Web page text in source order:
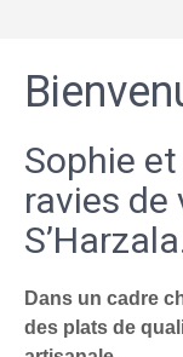
Sophie
ravies de
Dans un cadre
des plats de